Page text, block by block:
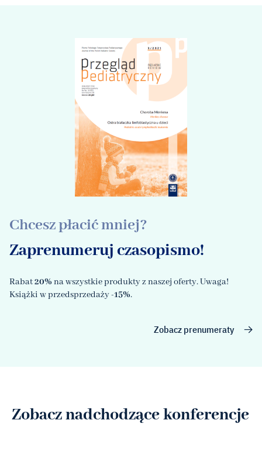
Chcesz płacić mniej?
Zaprenumeruj czasopismo!
Rabat20% na wszystkie produkty z naszej oferty. Uwaga!
Książki w przedsprzedaży-15%.
Zobacz prenumeraty
Zobacz nadchodzące konferencje